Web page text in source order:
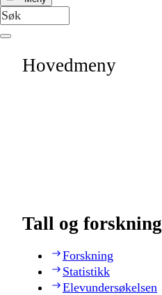
Hovedmeny
Tall og forskning
Forskning
Statistikk
Elevundersøkelsen